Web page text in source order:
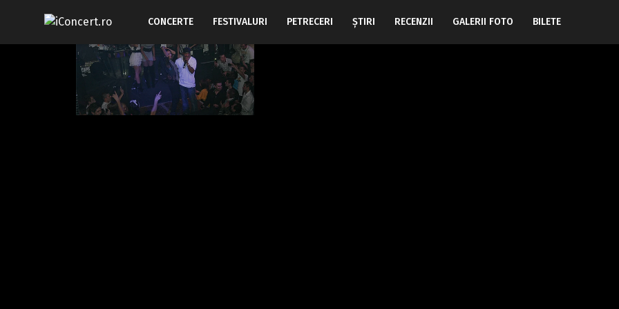
CONCERTE FESTIVALURI PETRECERI ŞTIRI RECENZII GALERII FOTO BILETE